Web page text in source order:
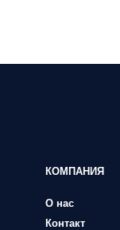
КОМПАНИЯ
О нас
Контакт